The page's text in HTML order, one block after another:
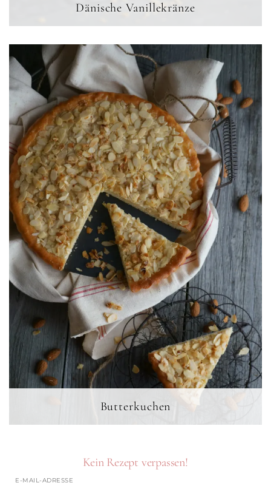
Dänische Vanillekränze
Butterkuchen
Kein Rezept verpassen!
E-